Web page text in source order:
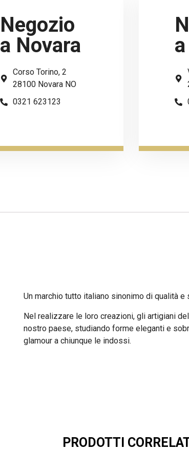
Negozio
a Novara
Corso Torino, 2
28100 Novara NO
0321 623123
Un marchio tutto italiano sinonimo di qualità e
Nel realizzare le loro creazioni, gli artigiani
nostro paese, studiando forme eleganti e
glamour a chiunque le indossi.
PRODOTTI